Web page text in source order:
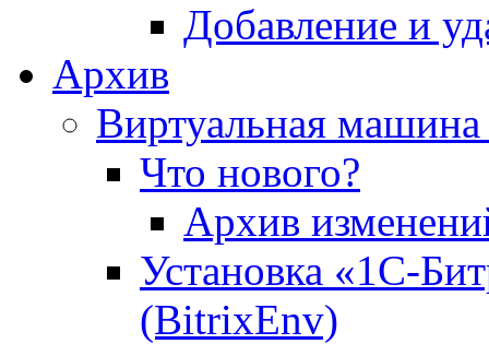
Добавление и
Архив
Виртуальная
Что нового?
Архив
Установка «1С-
(BitrixEnv)